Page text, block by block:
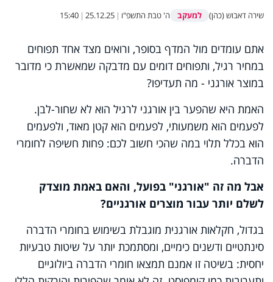
שירה דאבוש (כהן) למעקב ה' טבת התשפ"ו |
25.12.25
|
15:40
אתם עומדים מול המדף בסופר, ורואים מצד אחד תפוחים
במחיר רגיל, ותפוחים דומים עם מדבקה שמאשרת כי מדובר
במוצר אורגני - מה תעדיפו?
האמת היא שהפער בין אורגני לרגיל הוא לא שחור-לבן.
לפעמים הוא משמעותי, לפעמים הוא קטן מאוד, ולפעמים
הוא בכלל תלוי במה שהכי חשוב לכם: פחות חשיפה לחומרי
הדברה.
אבל מה זה "אורגני" בפועל, והאם באמת מוצדק
לשלם יותר עבור מוצרים אורגניים?
בגדול, חקלאות אורגנית מוגבלת בשימוש בחומרי הדברה
סינתטיים ודשנים כימיים, ומסתמכת יותר על שיטות טבעיות
יחסית: בשיטה זו אמנם תמצאו חומרי הדברה ביולוגיים